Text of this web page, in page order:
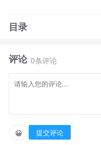
版！ 【妖女，可撩】上
洛阳城外，洛阳县尉满
虎山得到治疗皇帝李治
但却莫名开启了属于自
的的提示词条。宰相孙
目录
评论 0条评论
😀 提交评论